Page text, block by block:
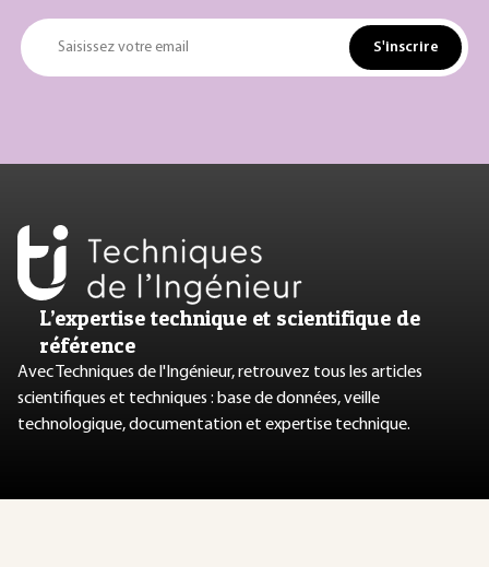
Saisissez votre email S'inscrire
L’expertise technique et scientifique de
référence
Avec Techniques de l'Ingénieur, retrouvez tous les articles
scientifiques et techniques : base de données, veille
technologique, documentation et expertise technique.